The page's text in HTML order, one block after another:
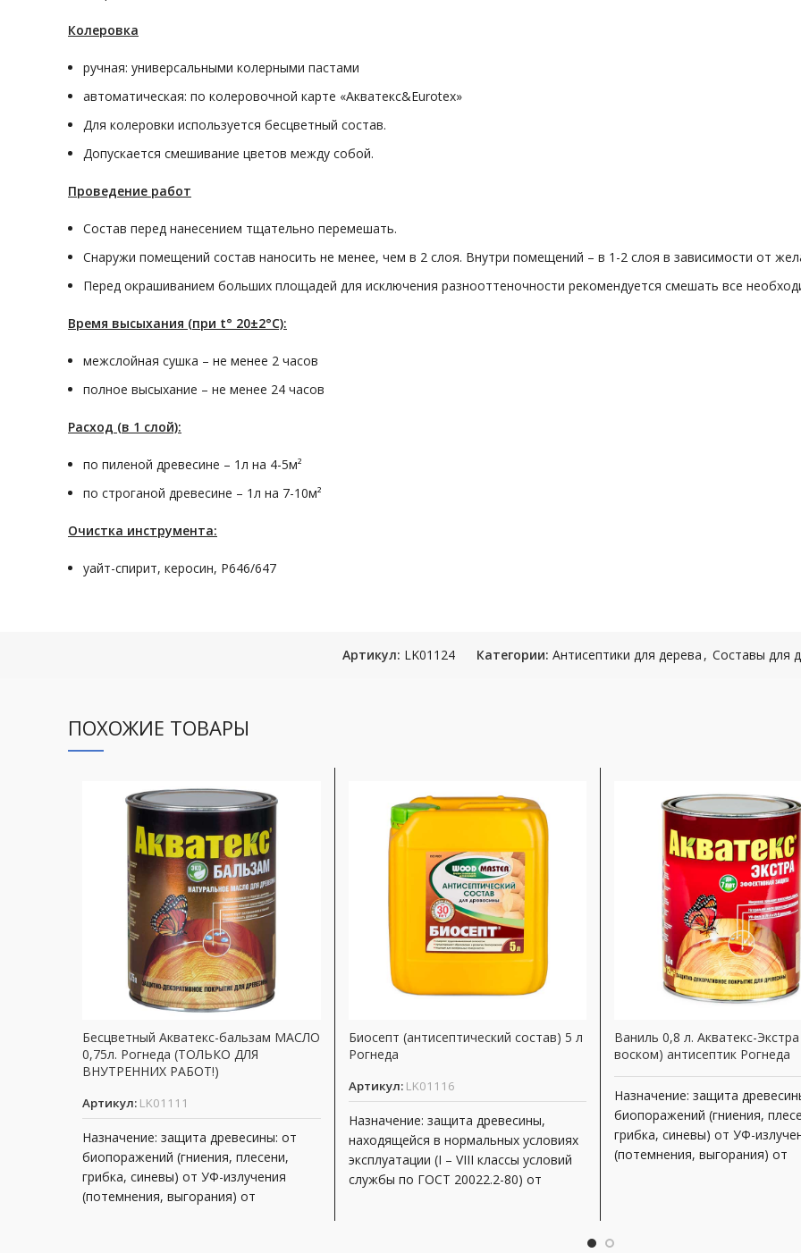
Колеровка
ручная: универсальными колерными пастами
автоматическая: по колеровочной карте «Акватекс&Eurotex»
Для колеровки используется бесцветный состав.
Допускается смешивание цветов между собой.
Проведение работ
Состав перед нанесением тщательно перемешать.
Снаружи помещений состав наносить не менее, чем в 2 слоя. Внутри помещений – в 1-2 слоя в зависимости от
Перед окрашиванием больших площадей для исключения разнооттеночности рекомендуется смешать все
Время высыхания (при t° 20±2°С):
межслойная сушка – не менее 2 часов
полное высыхание – не менее 24 часов
Расход (в 1 слой):
по пиленой древесине – 1л на 4-5м²
по строганой древесине – 1л на 7-10м²
Очистка инструмента:
уайт-спирит, керосин, Р646/647
Артикул: LK01124 Категории: Антисептики для дерева , Составы для
ПОХОЖИЕ ТОВАРЫ
Бесцветный Акватекс-бальзам МАСЛО
0,75л. Рогнеда (ТОЛЬКО ДЛЯ
ВНУТРЕННИХ РАБОТ!)
Артикул: LK01111
Назначение: защита древесины: от
биопоражений (гниения, плесени,
грибка, синевы) от УФ-излучения
(потемнения, выгорания) от
Биосепт (антисептический состав) 5 л
Рогнеда
Артикул: LK01116
Назначение: защита древесины,
находящейся в нормальных условиях
эксплуатации (I – VIII классы условий
службы по ГОСТ 20022.2-80) от
Ваниль 0,8 л. Акватекс-Экстра
воском) антисептик Рогнеда
Назначение: защита
биопоражений (гниения,
грибка, синевы) от УФ-
(потемнения, выгорания) от